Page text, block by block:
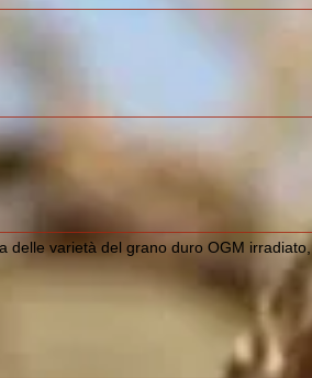
delle varietà del grano duro OGM irradiato,